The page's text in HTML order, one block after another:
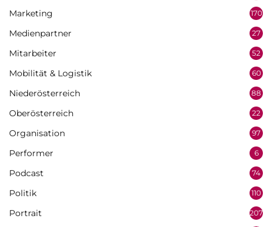
Marketing 170
Medienpartner 27
Mitarbeiter 52
Mobilität & Logistik 60
Niederösterreich 88
Oberösterreich 22
Organisation 97
Performer 6
Podcast 74
Politik 110
Portrait 207